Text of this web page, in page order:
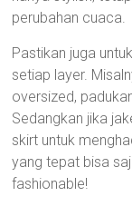
perubahan cuaca.
Pastikan juga
setiap layer.
oversized,
Sedangkan jika
skirt untuk
yang tepat bisa
fashionable!